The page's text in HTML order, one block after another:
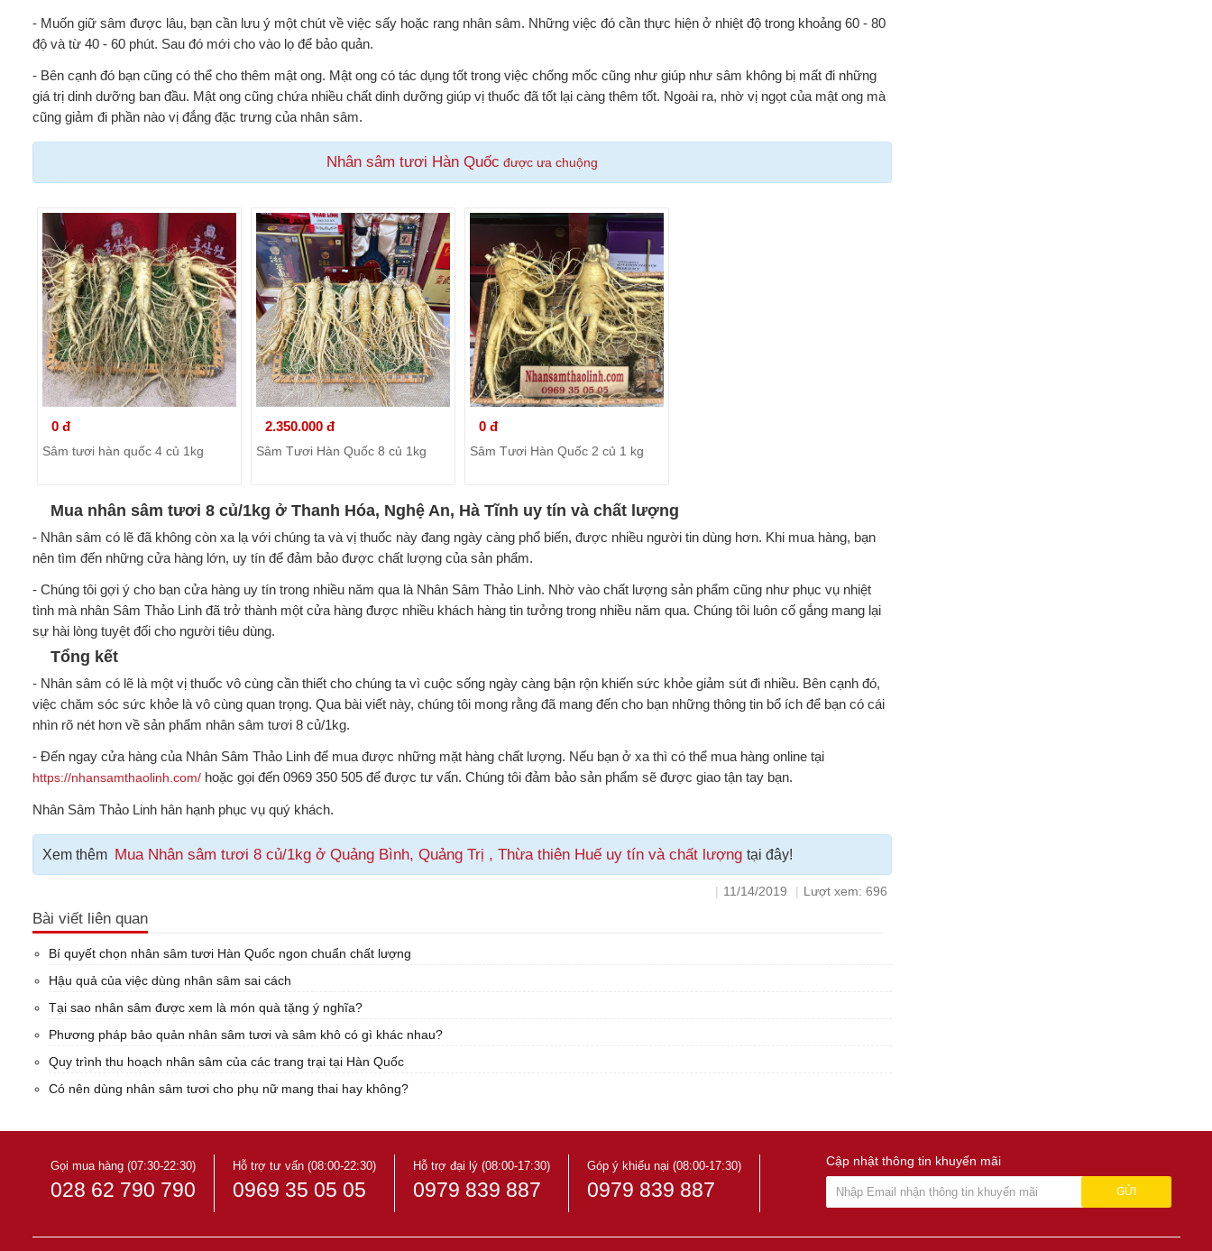
- Muốn giữ sâm được lâu, bạn cần lưu ý một chút về việc sấy hoặc rang nhân sâm. Những việc đó cần thực hiện ở nhiệt độ trong khoảng 60 - 80
độ và từ 40 - 60 phút. Sau đó mới cho vào lọ để bảo quản.
- Bên cạnh đó bạn cũng có thể cho thêm mật ong. Mật ong có tác dụng tốt trong việc chống mốc cũng như giúp như sâm không bị mất đi những
giá trị dinh dưỡng ban đầu. Mật ong cũng chứa nhiều chất dinh dưỡng giúp vị thuốc đã tốt lại càng thêm tốt. Ngoài ra, nhờ vị ngọt của mật ong mà
cũng giảm đi phần nào vị đắng đặc trưng của nhân sâm.
Nhân sâm tươi Hàn Quốc được ưa chuộng
0 đ
Sâm tươi hàn quốc 4 củ 1kg
2.350.000 đ
Sâm Tươi Hàn Quốc 8 củ 1kg
0 đ
Sâm Tươi Hàn Quốc 2 củ 1 kg
Mua nhân sâm tươi 8 củ/1kg ở Thanh Hóa, Nghệ An, Hà Tĩnh uy tín và chất lượng
- Nhân sâm có lẽ đã không còn xa lạ với chúng ta và vị thuốc này đang ngày càng phổ biến, được nhiều người tin dùng hơn. Khi mua hàng, bạn
nên tìm đến những cửa hàng lớn, uy tín để đảm bảo được chất lượng của sản phẩm.
- Chúng tôi gợi ý cho bạn cửa hàng uy tín trong nhiều năm qua là Nhân Sâm Thảo Linh. Nhờ vào chất lượng sản phẩm cũng như phục vụ nhiệt
tình mà nhân Sâm Thảo Linh đã trở thành một cửa hàng được nhiều khách hàng tin tưởng trong nhiều năm qua. Chúng tôi luôn cố gắng mang lại
sự hài lòng tuyệt đối cho người tiêu dùng.
Tổng kết
- Nhân sâm có lẽ là một vị thuốc vô cùng cần thiết cho chúng ta vì cuộc sống ngày càng bận rộn khiến sức khỏe giảm sút đi nhiều. Bên cạnh đó,
việc chăm sóc sức khỏe là vô cùng quan trọng. Qua bài viết này, chúng tôi mong rằng đã mang đến cho bạn những thông tin bổ ích để bạn có cái
nhìn rõ nét hơn về sản phẩm nhân sâm tươi 8 củ/1kg.
- Đến ngay cửa hàng của Nhân Sâm Thảo Linh để mua được những mặt hàng chất lượng. Nếu bạn ở xa thì có thể mua hàng online tại
https://nhansamthaolinh.com/hoặc gọi đến 0969 350 505 để được tư vấn. Chúng tôi đảm bảo sản phẩm sẽ được giao tận tay bạn.
Nhân Sâm Thảo Linh hân hạnh phục vụ quý khách.
Xem thêm Mua Nhân sâm tươi 8 củ/1kg ở Quảng Bình, Quảng Trị , Thừa thiên Huế uy tín và chất lượng tại đây!
| 11/14/2019 | Lượt xem: 696
Bài viết liên quan
Bí quyết chọn nhân sâm tươi Hàn Quốc ngon chuẩn chất lượng
Hậu quả của việc dùng nhân sâm sai cách
Tại sao nhân sâm được xem là món quà tặng ý nghĩa?
Phương pháp bảo quản nhân sâm tươi và sâm khô có gì khác nhau?
Quy trình thu hoạch nhân sâm của các trang trại tại Hàn Quốc
Có nên dùng nhân sâm tươi cho phụ nữ mang thai hay không?
Gọi mua hàng (07:30-22:30)
028 62 790 790
Hỗ trợ tư vấn (08:00-22:30)
0969 35 05 05
Hỗ trợ đại lý (08:00-17:30)
0979 839 887
Góp ý khiếu nại (08:00-17:30)
0979 839 887
Cập nhật thông tin khuyến mãi
GỬI